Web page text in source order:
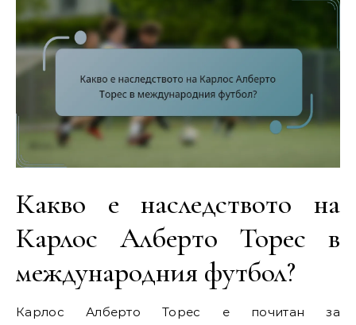
Какво е наследството на
Карлос Алберто Торес в
международния футбол?
Карлос Алберто Торес е почитан за